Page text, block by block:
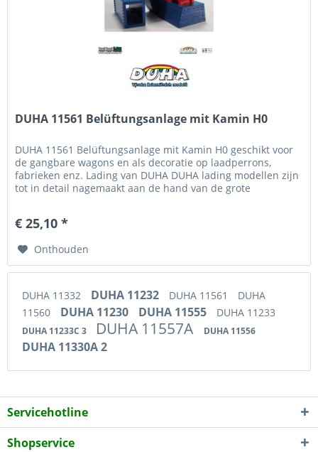
DUHA 11561 Belüftungsanlage mit Kamin H0
DUHA 11561 Belüftungsanlage mit Kamin H0 geschikt voor
de gangbare wagons en als decoratie op laadperrons,
fabrieken enz. Lading van DUHA DUHA lading modellen zijn
tot in detail nagemaakt aan de hand van de grote
€ 25,10 *
Onthouden
DUHA 11332 DUHA 11232 DUHA 11561
DUHA
11560
DUHA 11230 DUHA 11555 DUHA 11233
DUHA 11233C 3 DUHA 11557A DUHA 11556
DUHA 11330A 2
Servicehotline
Shopservice